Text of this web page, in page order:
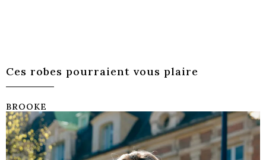
Ces robes pourraient vous plaire
BROOKE